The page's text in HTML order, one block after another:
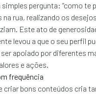
simples pergunta: “como te
na rua, realizando os
Este ato de
levou a que o seu perfil
apoiado por diferentes
e ações.
frequência
criar bons conteúdos cria